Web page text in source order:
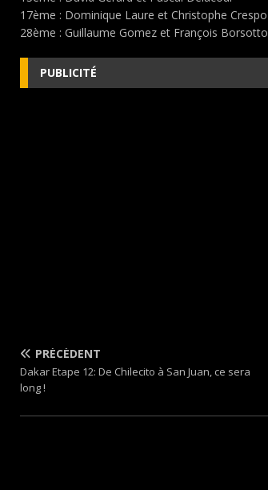
17ème : Dominique Laure et Christophe Crespo
28ème : Guillaume Gomez et François Borsotto
PUBLICITÉ
PRÉCÉDENT
Dakar Etape 12: De Chilecito à San Juan, ce sera
long !